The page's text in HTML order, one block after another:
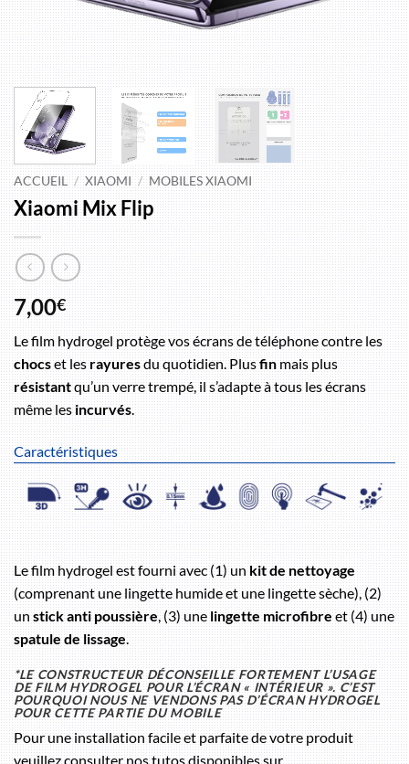
ACCUEIL / XIAOMI / MOBILES XIAOMI
Xiaomi Mix Flip
7,00€
Le film hydrogel protège vos écrans de téléphone contre les
chocset lesrayuresdu quotidien. Plusfinmais plus
résistantqu’un verre trempé, il s’adapte à tous les écrans
même lesincurvés.
Caractéristiques
Le film hydrogel est fourni avec (1) unkit de nettoyage
(comprenant une lingette humide et une lingette sèche), (2)
unstick anti poussière, (3) unelingette microfibreet (4) une
spatule de lissage.
*LE CONSTRUCTEUR DÉCONSEILLE FORTEMENT L’USAGE
DE FILM HYDROGEL POUR L’ÉCRAN « INTÉRIEUR ». C’EST
POURQUOI NOUS NE VENDONS PAS D’ÉCRAN HYDROGEL
POUR CETTE PARTIE DU MOBILE
Pour une installation facile et parfaite de votre produit
veuillez consulter nos tutos disponibles sur